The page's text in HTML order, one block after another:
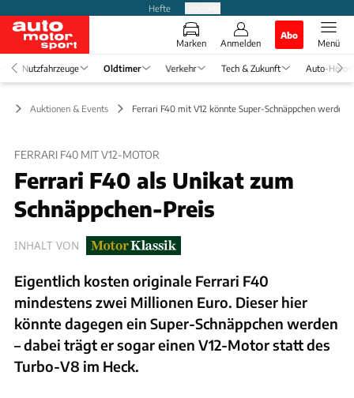
Hefte
Marken Anmelden
Abo
Menü
Nutzfahrzeuge Oldtimer Verkehr Tech & Zukunft Auto-
Auktionen & Events Ferrari F40 mit V12 könnte Super-Schnäppchen werden
FERRARI F40 MIT V12-MOTOR
Ferrari F40 als Unikat zum
Schnäppchen-Preis
INHALT VON
Eigentlich kosten originale Ferrari F40
mindestens zwei Millionen Euro. Dieser hier
könnte dagegen ein Super-Schnäppchen werden
– dabei trägt er sogar einen V12-Motor statt des
Turbo-V8 im Heck.